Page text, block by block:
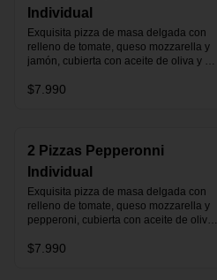
Individual
Exquisita pizza de masa delgada con
relleno de tomate, queso mozzarella y
jamón, cubierta con aceite de oliva y
$7.990
2 Pizzas Pepperonni
Individual
Exquisita pizza de masa delgada con
relleno de tomate, queso mozzarella y
pepperoni, cubierta con aceite de oliva y
$7.990